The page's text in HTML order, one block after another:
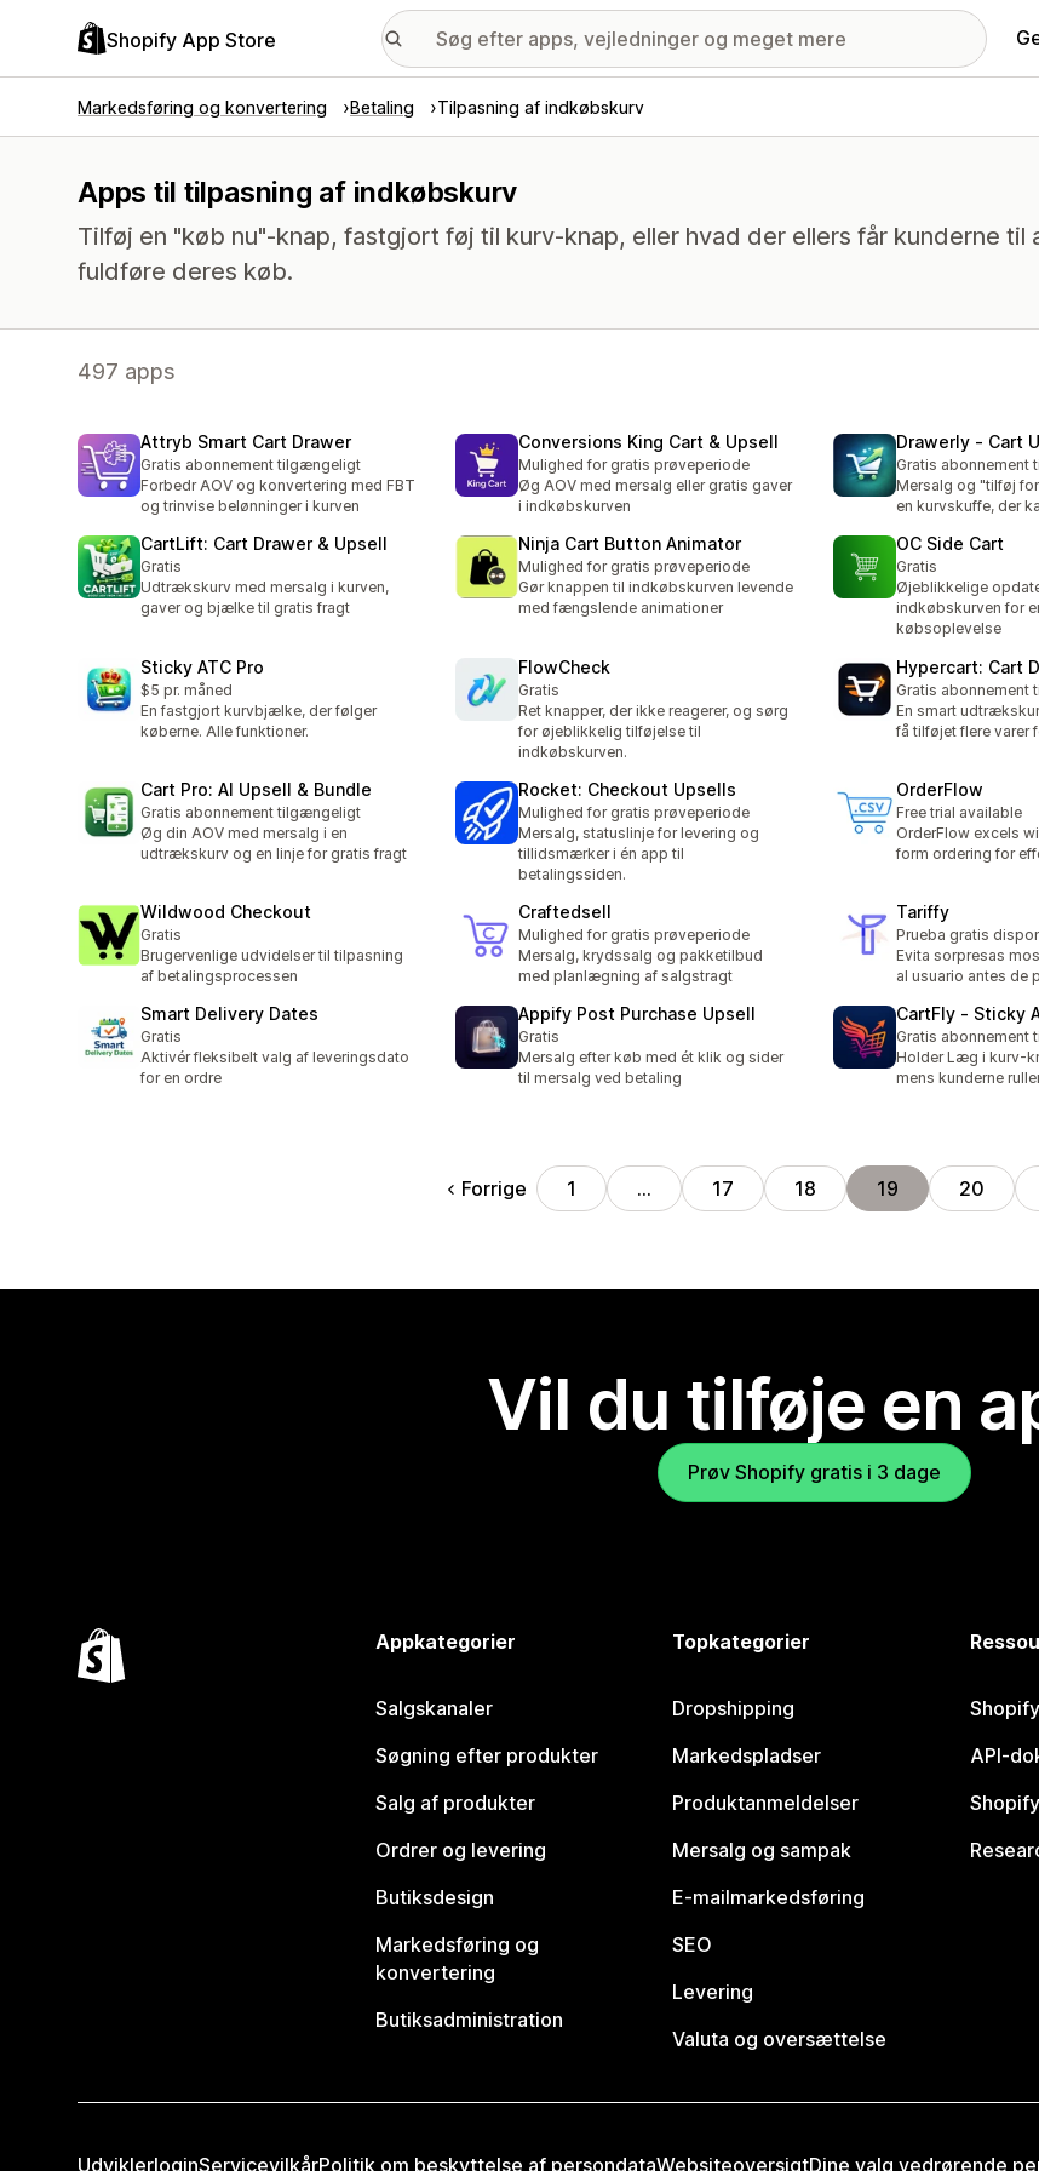
Shopify App Store
Markedsføring og konvertering Betaling Tilpasning af indkøbskurv
Apps til tilpasning af indkøbskurv
Tilføj en "køb nu"-knap, fastgjort føj til kurv-knap, eller hvad der ellers får kunderne til
fuldføre deres køb.
497 apps
Attryb Smart Cart Drawer
Gratis abonnement tilgængeligt
Forbedr AOV og konvertering med FBT
og trinvise belønninger i kurven
Conversions King Cart & Upsell
Mulighed for gratis prøveperiode
Øg AOV med mersalg eller gratis gaver
i indkøbskurven
Drawerly ‑ Cart
Gratis abonnement
Mersalg og "tilføj
en kurvskuffe, der
CartLift: Cart Drawer & Upsell
Gratis
Udtrækskurv med mersalg i kurven,
gaver og bjælke til gratis fragt
Ninja Cart Button Animator
Mulighed for gratis prøveperiode
Gør knappen til indkøbskurven levende
med fængslende animationer
OC Side Cart
Gratis
Øjeblikkelige
indkøbskurven for
købsoplevelse
Sticky ATC Pro
$5 pr. måned
En fastgjort kurvbjælke, der følger
køberne. Alle funktioner.
FlowCheck
Gratis
Ret knapper, der ikke reagerer, og sørg
for øjeblikkelig tilføjelse til
indkøbskurven.
Hypercart: Cart
Gratis abonnement
En smart
få tilføjet flere varer
Cart Pro: AI Upsell & Bundle
Gratis abonnement tilgængeligt
Øg din AOV med mersalg i en
udtrækskurv og en linje for gratis fragt
Rocket: Checkout Upsells
Mulighed for gratis prøveperiode
Mersalg, statuslinje for levering og
tillidsmærker i én app til
betalingssiden.
OrderFlow
Free trial available
OrderFlow excels
form ordering for
Wildwood Checkout
Gratis
Brugervenlige udvidelser til tilpasning
af betalingsprocessen
Craftedsell
Mulighed for gratis prøveperiode
Mersalg, krydssalg og pakketilbud
med planlægning af salgstragt
Tariffy
Prueba gratis
Evita sorpresas
al usuario antes de
Smart Delivery Dates
Gratis
Aktivér fleksibelt valg af leveringsdato
for en ordre
Appify Post Purchase Upsell
Gratis
Mersalg efter køb med ét klik og sider
til mersalg ved betaling
CartFly ‑ Sticky
Gratis abonnement
Holder Læg i kurv-
mens kunderne
Forrige 1 … 17 18 19 20
Vil du tilføje en
Prøv Shopify gratis i 3 dage
Appkategorier
Salgskanaler
Søgning efter produkter
Salg af produkter
Ordrer og levering
Butiksdesign
Markedsføring og
konvertering
Butiksadministration
Topkategorier
Dropshipping
Markedspladser
Produktanmeldelser
Mersalg og sampak
E-mailmarkedsføring
SEO
Levering
Valuta og oversættelse
API-
UdviklerloginServicevilkårPolitik om beskyttelse af persondataWebsiteoversigtDine valg vedrørende